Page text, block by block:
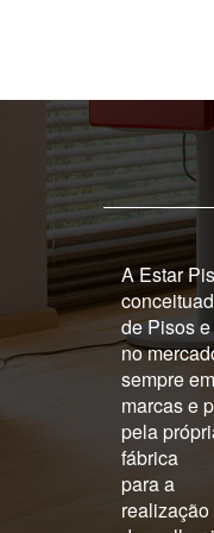
A Estar
de Pisos
no
sempre
marcas e
pela
fábrica
para a
realização